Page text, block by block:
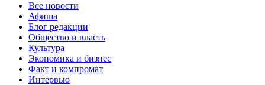
Все новости
Афиша
Блог редакции
Общество и власть
Культура
Экономика и бизнес
Факт и компромат
Интервью